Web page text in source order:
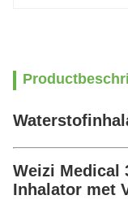
Weizi Medical
Inhalator met